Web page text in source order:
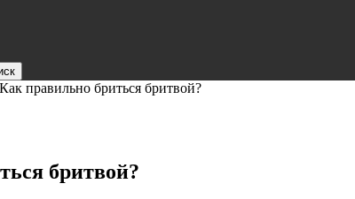
Как правильно бриться бритвой?
бритвой?